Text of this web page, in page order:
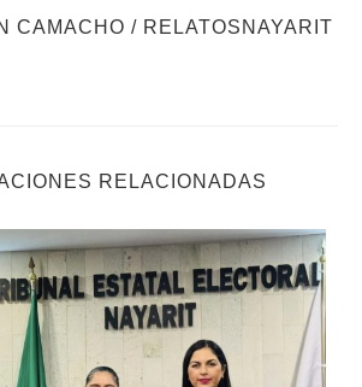
CAMACHO / RELATOSNAYARIT
RELACIONADAS